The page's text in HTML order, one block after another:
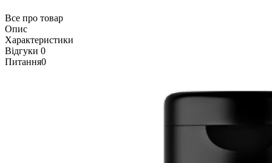
Все про товар
Опис
Характеристики
Відгуки 0
Питання0